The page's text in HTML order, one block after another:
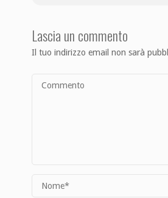
Lascia un commento
Il tuo indirizzo email non sarà